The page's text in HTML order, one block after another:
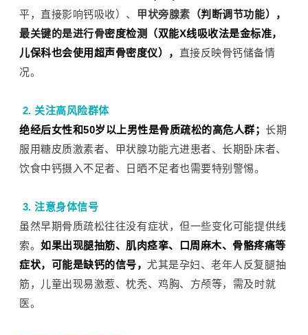
平，直接影响钙吸收）、 甲状旁腺素 （判断调节功能），
最关键的是进行骨密度检测（双能X线吸收法是金标准，
儿保科也会使用超声骨密度仪）
， 直接反映骨钙储备情
况。
2. 关注高风险群体
绝经后女性和50岁以上男性是骨质疏松的高危人群； 长期
服用糖皮质激素者、甲状腺功能亢进患者、长期卧床者、
饮食中钙摄入不足者、日晒不足者也需要特别警惕。
3. 注意身体信号
虽然早期骨质疏松往往没有症状，但一些变化可能提供线
索。如果出现腿抽筋、肌肉痉挛、口周麻木、骨骼疼痛等
症状，可能是缺钙的信号， 尤其是孕妇、老年人反复腿抽
筋，儿童出现易激惹、枕秃、鸡胸、方颅等，需及时就
医。